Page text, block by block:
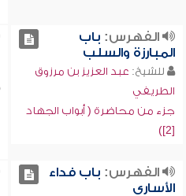
الفهرس: باب
المبارزة والسلب
للشيخ: عبد العزيز بن مرزوق
الطريفي
جزء من محاضرة ( أبواب الجهاد
[2])
الفهرس: باب فداء
الأسارى